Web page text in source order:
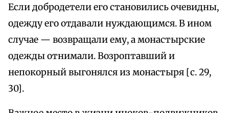
Если добродетели его становились очевидны,
одежду его отдавали нуждающимся. В ином
случае — возвращали ему, а монастырские
одежды отнимали. Возроптавший и
непокорный выгонялся из монастыря [с. 29,
30].